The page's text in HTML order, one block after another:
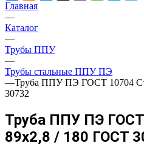
Главная
—
Каталог
—
Трубы ППУ
—
Трубы стальные ППУ ПЭ
—Труба ППУ ПЭ ГОСТ 10704
30732
Труба ППУ ПЭ
89x2,8 / 180 ГОСТ